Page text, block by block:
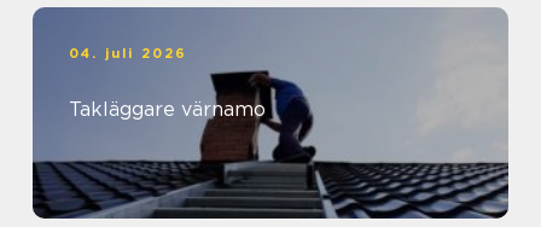
04. juli 2026
Takläggare värnamo